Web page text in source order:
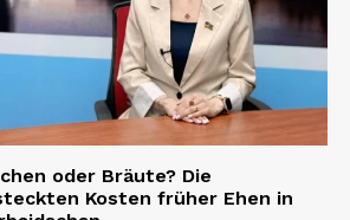
oder Bräute? Die
Kosten früher Ehen in